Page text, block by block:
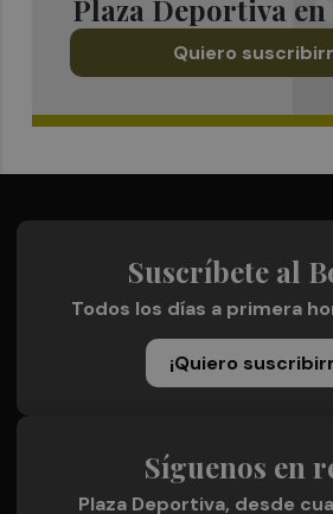
Plaza Deportiva
Quiero
Suscríbete al
Todos los días a primera
¡Quiero
Síguenos en
Plaza Deportiva, desde